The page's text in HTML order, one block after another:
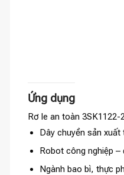
Ứng dụng
Rơ le an toàn
Dây chuyền sản
Robot công nghiệp –
Ngành bao bì, thực